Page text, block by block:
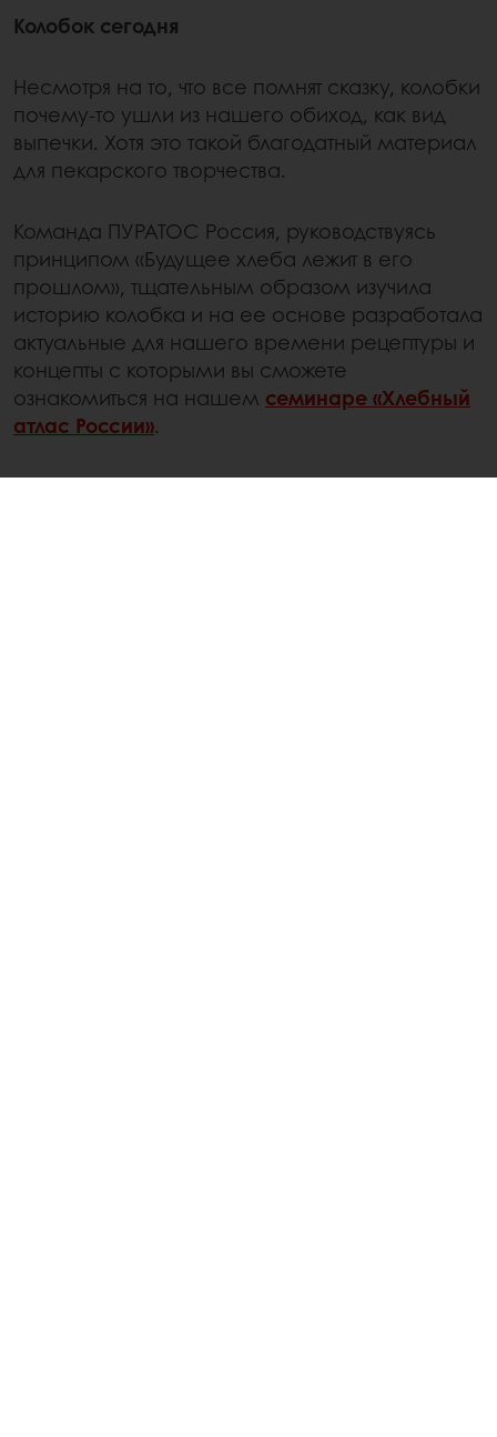
Колобок сегодня
Несмотря на то, что все помнят сказку, колобки
почему-то ушли из нашего обиход, как вид
выпечки. Хотя это такой благодатный материал
для пекарского творчества.
Команда ПУРАТОС Россия, руководствуясь
принципом «Будущее хлеба лежит в его
прошлом», тщательным образом изучила
историю колобка и на ее основе разработала
актуальные для нашего времени рецептуры и
концепты с которыми вы сможете
ознакомиться на нашем семинаре «Хлебный
атлас России».
Ждём вас с нетерпением!